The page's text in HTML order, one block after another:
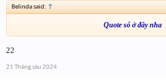
Belinda said: ↑
Quote số ở đây nha
22
21 Tháng sáu 2024